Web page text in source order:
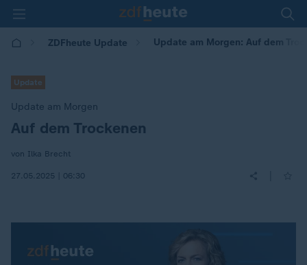
ZDFheute Update Update am Morgen: Auf dem
Update
Update am Morgen
:
Auf dem Trockenen
von Ilka Brecht
27.05.2025 | 06:30